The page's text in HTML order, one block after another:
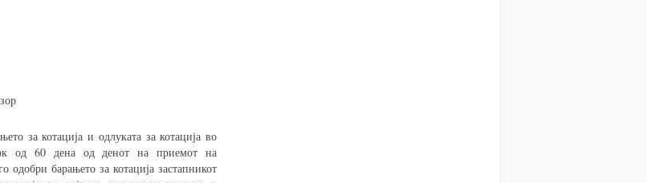
за котација и одлуката за котација во
од 60 дена од денот на приемот на
барањето за котација застапникот